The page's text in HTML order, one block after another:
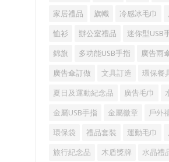
家居禮品 旗幟 冷感冰毛巾
恤衫 辦公室禮品 迷你型USB
錦旗 多功能USB手指 廣告雨
廣告傘訂做 文具訂造 環保餐
夏日及運動紀念品 廣告毛巾
金屬USB手指 金屬徽章 戶外
環保袋 禮品套裝 運動毛巾
旅行紀念品 木盾獎牌 水晶禮